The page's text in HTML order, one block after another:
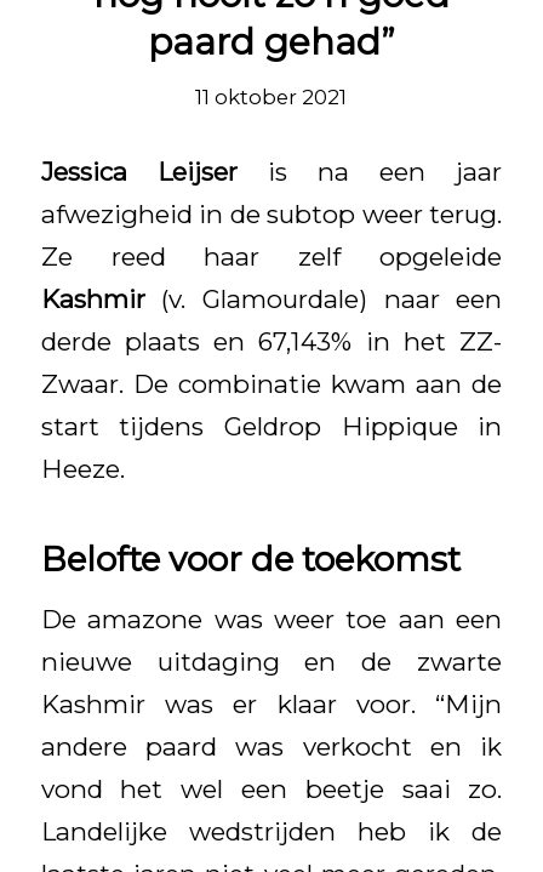
paard gehad”
11 oktober 2021
Jessica Leijseris na een jaar
afwezigheid in de subtop weer terug.
Ze reed haar zelf opgeleide
Kashmir(v. Glamourdale) naar een
derde plaats en 67,143% in het ZZ-
Zwaar. De combinatie kwam aan de
start tijdens Geldrop Hippique in
Heeze.
Belofte voor de toekomst
De amazone was weer toe aan een
nieuwe uitdaging en de zwarte
Kashmir was er klaar voor. “Mijn
andere paard was verkocht en ik
vond het wel een beetje saai zo.
Landelijke wedstrijden heb ik de